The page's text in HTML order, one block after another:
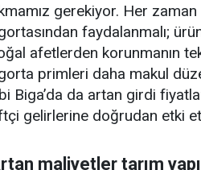
gerekiyor. Her
faydalanmalı;
afetlerden korunmanın
primleri daha makul
Biga’da da artan girdi
gelirlerine doğrudan etki
maliyetler tarım